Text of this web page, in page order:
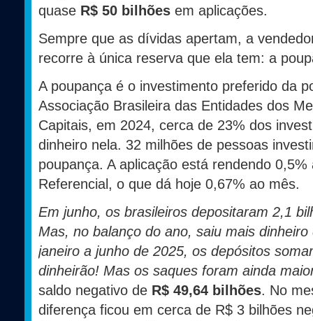
quase R$ 50 bilhões em aplicações.
Sempre que as dívidas apertam, a
recorre à única reserva que ela tem: a
A poupança é o investimento preferido da
Associação Brasileira das Entidades dos
Capitais, em 2024, cerca de 23% dos
dinheiro nela. 32 milhões de pessoas
poupança. A aplicação está rendendo
Referencial, o que dá hoje 0,67% ao mês.
Em junho, os brasileiros depositaram 2,1
Mas, no balanço do ano, saiu mais
janeiro a junho de 2025, os depósitos
dinheirão! Mas os saques foram ainda
saldo negativo de R$ 49,64 bilhões. No
diferença ficou em cerca de R$ 3 bilhões